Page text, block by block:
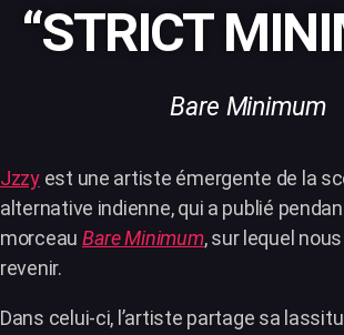
“STRICT
Bare Minimum
Jzzyest une artiste émergente de la
alternative indienne, qui a publié
morceau Bare Minimum, sur lequel
revenir.
Dans celui-ci, l’artiste partage sa